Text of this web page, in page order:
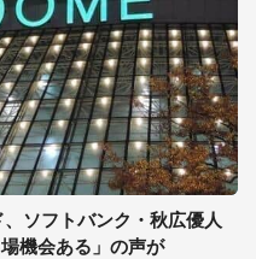
ソフトバンク・秋広優人
機会ある」の声が